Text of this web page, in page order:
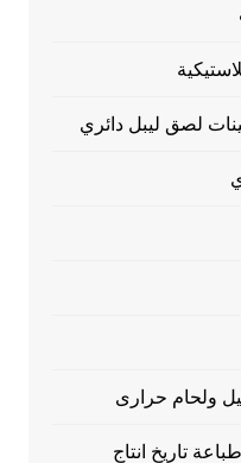
لصق ليبل دائري
ولحام حرارى
تاريخ انتاج